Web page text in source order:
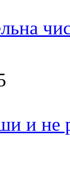
и не